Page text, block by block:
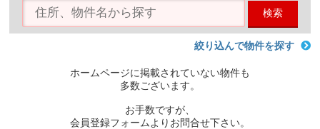
検索
絞り込んで物件を探す
ホームページに掲載されていない物件も
多数ございます。
お手数ですが、
会員登録フォームよりお問合せ下さい。